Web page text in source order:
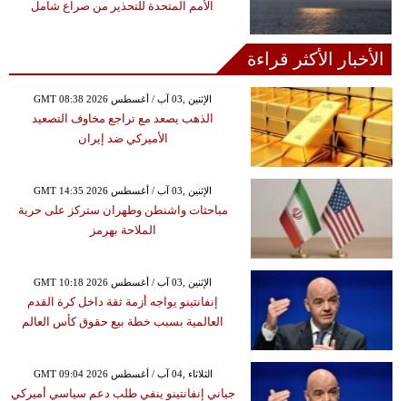
الأمم المتحدة للتحذير من صراع شامل
الأخبار الأكثر قراءة
GMT 08:38 2026 الإثنين ,03 آب / أغسطس
الذهب يصعد مع تراجع مخاوف التصعيد
الأميركي ضد إيران
GMT 14:35 2026 الإثنين ,03 آب / أغسطس
مباحثات واشنطن وطهران ستركز على حرية
الملاحة بهرمز
GMT 10:18 2026 الإثنين ,03 آب / أغسطس
إنفانتينو يواجه أزمة ثقة داخل كرة القدم
العالمية بسبب خطة بيع حقوق كأس العالم
GMT 09:04 2026 الثلاثاء ,04 آب / أغسطس
جياني إنفانتينو ينفي طلب دعم سياسي أميركي